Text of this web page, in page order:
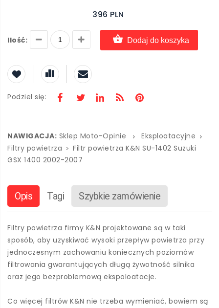
396 PLN
Ilość: Dodaj do koszyka
Podziel się:
NAWIGACJA: Sklep Moto-Opinie
Eksploatacyjne
Filtry powietrza
Filtr powietrza K&N SU-1402 Suzuki
GSX 1400 2002-2007
Opis Tagi Szybkie zamówienie
Filtry powietrza firmy K&N projektowane są w taki
sposób, aby uzyskiwać wysoki przepływ powietrza przy
jednoczesnym zachowaniu koniecznych poziomów
filtrowania gwarantujących długą żywotność silnika
oraz jego bezproblemową ekspoloatacje.
Co więcej filtrów K&N nie trzeba wymieniać, bowiem są